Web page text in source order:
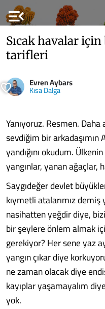
menu_open
Sıcak havalar
tarifleri
Evren Aybars
Kısa Dalga
Yanıyoruz. Resmen.
sevdiğim bir
yandığını okudum.
yangınlar, yanan ağaçlar,
Saygıdeğer devlet
kıymetli atalarımız
nasihatten yeğdir diye,
bir şeylere önlem almak
gerekiyor? Her sene yaz
yangın çıkar diye
ne zaman olacak diye
kayıplar yaşamayalım
yok.